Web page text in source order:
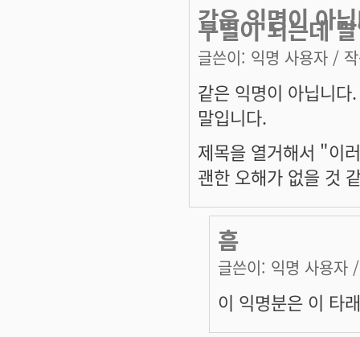
같은 익명이 아
구별이 되는데
글쓴이: 익명 사용자 /
같은 익명이 아닙니
말입니다.
제목을 열거해서 "이
괜한 오해가 없을 것
흠
글쓴이: 익명 사용자
이 익명분은 이 타